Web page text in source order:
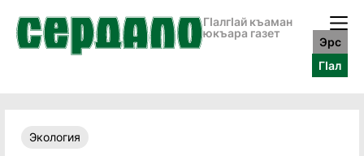
ГӀалгӀай къаман
юкъара газет
Эрс
ГӀал
Экология